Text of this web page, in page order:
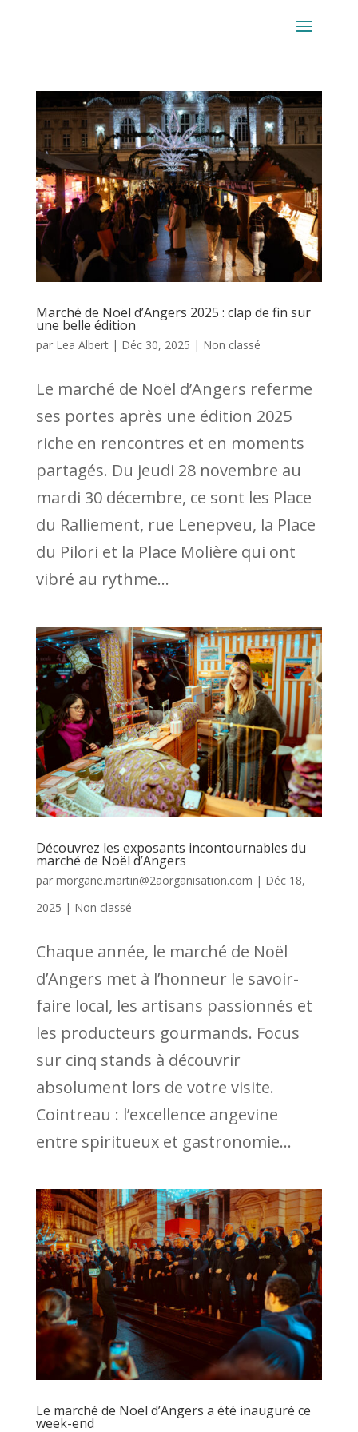
Marché de Noël d’Angers 2025 : clap de fin sur
une belle édition
par Lea Albert| Déc 30, 2025 | Non classé
Le marché de Noël d’Angers referme
ses portes après une édition 2025
riche en rencontres et en moments
partagés. Du jeudi 28 novembre au
mardi 30 décembre, ce sont les Place
du Ralliement, rue Lenepveu, la Place
du Pilori et la Place Molière qui ont
vibré au rythme...
Découvrez les exposants incontournables du
marché de Noël d’Angers
par morgane.martin@2aorganisation.com | Déc 18,
2025 | Non classé
Chaque année, le marché de Noël
d’Angers met à l’honneur le savoir-
faire local, les artisans passionnés et
les producteurs gourmands. Focus
sur cinq stands à découvrir
absolument lors de votre visite.
Cointreau : l’excellence angevine
entre spiritueux et gastronomie...
Le marché de Noël d’Angers a été inauguré ce
week-end